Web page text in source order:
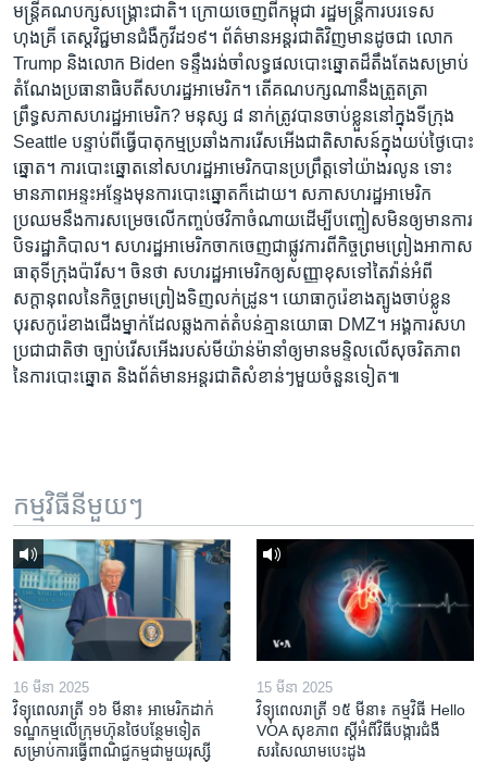
មន្រ្តី​គណបក្ស​សង្រ្គោះជាតិ។ ក្រោយ​ចេញ​ពី​កម្ពុជា រដ្ឋមន្ត្រី​ការបរទេស​
ហុងគ្រី​ តេស្ដវិជ្ជ​មាន​ជំងឺ​កូវីដ១៩។ ព័ត៌មាន​អន្តរជាតិ​វិញ​មាន​ដូចជា លោក
Trump និង​លោក Biden ទន្ទឹង​រង់ចាំ​លទ្ធផល​បោះឆ្នោត​ដ៏​តឹងតែង​សម្រាប់​
តំណែង​ប្រធានាធិបតី​សហរដ្ឋ​អាមេរិក។ តើ​គណបក្ស​ណា​នឹង​ត្រួតត្រា​
ព្រឹទ្ធសភា​សហរដ្ឋ​អាមេរិក? មនុស្ស ៨ នាក់​ត្រូវ​បាន​ចាប់​ខ្លួន​នៅ​ក្នុង​ទីក្រុង
Seattle បន្ទាប់​ពី​ធ្វើ​បាតុកម្ម​ប្រឆាំង​ការ​រើសអើង​ជាតិសាសន៍​ក្នុង​យប់​ថ្ងៃ​បោះ​
ឆ្នោត។ ការ​បោះឆ្នោត​នៅ​សហរដ្ឋ​អាមេរិក​បាន​ប្រព្រឹត្ត​ទៅ​យ៉ាង​រលូន ទោះ​
មាន​ភាព​អន្ទះអន្ទែង​មុន​ការ​បោះឆ្នោត​ក៏ដោយ។ សភា​សហរដ្ឋ​អាមេរិក​
ប្រឈម​នឹង​ការ​សម្រេច​លើ​កញ្ចប់​ថវិកា​ចំណាយ​ដើម្បី​បញ្ចៀស​មិន​ឲ្យ​មាន​ការ​
បិទ​រដ្ឋាភិបាល។ សហរដ្ឋ​អាមេរិក​ចាកចេញ​ជា​ផ្លូវការ​ពី​​កិច្ចព្រមព្រៀង​អាកាស
ធាតុ​ទីក្រុង​ប៉ារីស។ ចិន​​ថា សហរដ្ឋ​អាមេរិក​ឲ្យ​សញ្ញា​ខុស​ទៅ​តៃវ៉ាន់​អំពី​
សក្ដានុពល​នៃ​កិច្ចព្រមព្រៀង​ទិញ​លក់​ដ្រូន។ យោធា​កូរ៉េខាងត្បូង​ចាប់​ខ្លូន​
បុរស​កូរ៉េ​ខាងជើង​ម្នាក់​ដែល​ឆ្លងកាត់​តំបន់​គ្មាន​យោធា DMZ។ អង្គការ​សហ
ប្រជាជាតិ​​ថា ច្បាប់​រើស​អើង​របស់​​មីយ៉ាន់ម៉ា​នាំ​ឲ្យ​មាន​មន្ទិល​លើ​សុចរិតភាព​
នៃការ​បោះឆ្នោត និង​ព័ត៌មាន​អន្តរជាតិ​សំខាន់ៗ​មួយ​ចំនួន​ទៀត៕
កម្មវិធី​នីមួយៗ
16 មីនា 2025
វិទ្យុពេលរាត្រី ១៦ មីនា៖ អាមេរិក​ដាក់​
ទណ្ឌកម្ម​លើ​ក្រុមហ៊ុន​ថៃ​បន្ថែម​ទៀត​
សម្រាប់​ការ​ធ្វើ​ពាណិជ្ជកម្ម​ជាមួយ​រុស្ស៊ី
15 មីនា 2025
វិទ្យុពេលរាត្រី ១៥ មីនា៖ កម្មវិធី ​Hello
VOA សុខភាព ស្ដី​អំពី​វិធី​បង្ការ​ជំងឺ​
សរសៃ​ឈាម​បេះដូង